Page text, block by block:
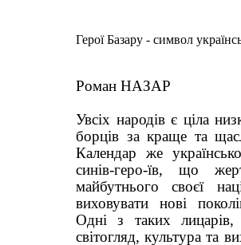
Герої Базару - символ
Роман НАЗАР
Увсіх народів є ціла
борців за краще та
Календар же
синів-геро-їв, що
майбутнього своєї
виховувати нові
Одні з таких лицарів,
світогляд, культура та